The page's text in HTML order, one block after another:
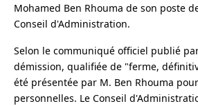
Mohamed Ben Rhouma de son poste
Conseil d'Administration.
Selon le communiqué officiel publié
démission, qualifiée de "ferme,
été présentée par M. Ben Rhouma
personnelles. Le Conseil